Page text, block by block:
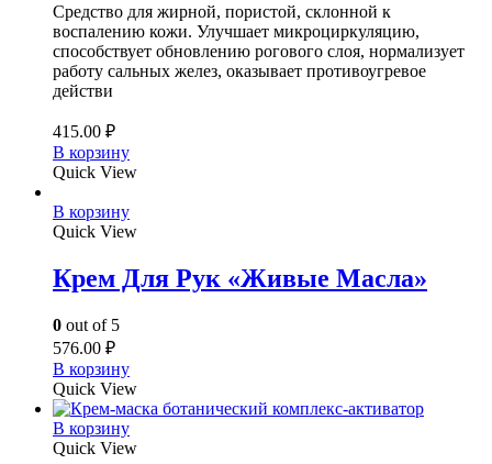
Средство для жирной, пористой, склонной к
воспалению кожи. Улучшает микроциркуляцию,
способствует обновлению рогового слоя, нормализует
работу сальных желез, оказывает противоугревое
действи
415.00 ₽
В корзину
Quick View
В корзину
Quick View
Крем Для Рук «Живые Масла»
0 out of 5
576.00 ₽
В корзину
Quick View
В корзину
Quick View